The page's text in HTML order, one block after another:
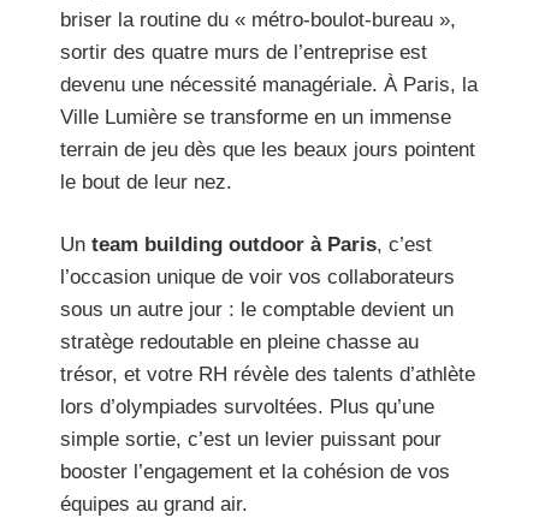
briser la routine du « métro-boulot-bureau »,
sortir des quatre murs de l’entreprise est
devenu une nécessité managériale. À Paris, la
Ville Lumière se transforme en un immense
terrain de jeu dès que les beaux jours pointent
le bout de leur nez.
Un team building outdoor à Paris, c’est
l’occasion unique de voir vos collaborateurs
sous un autre jour : le comptable devient un
stratège redoutable en pleine chasse au
trésor, et votre RH révèle des talents d’athlète
lors d’olympiades survoltées. Plus qu’une
simple sortie, c’est un levier puissant pour
booster l’engagement et la cohésion de vos
équipes au grand air.